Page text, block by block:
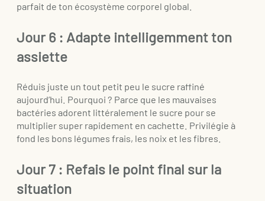
parfait de ton écosystème corporel global.
Jour 6 : Adapte intelligemment ton
assiette
Réduis juste un tout petit peu le sucre raffiné
aujourd’hui. Pourquoi ? Parce que les mauvaises
bactéries adorent littéralement le sucre pour se
multiplier super rapidement en cachette. Privilégie à
fond les bons légumes frais, les noix et les fibres.
Jour 7 : Refais le point final sur la
situation